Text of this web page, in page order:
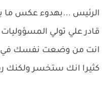
الرئيس ...بهدوء عكس ما
قادر علي تولي
انت من وضعت نفسك في
كثيرا انك ستخسر ولكنك